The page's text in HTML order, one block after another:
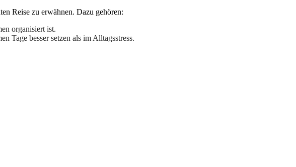
Reise zu erwähnen. Dazu gehören:
organisiert ist.
Tage besser setzen als im Alltagsstress.